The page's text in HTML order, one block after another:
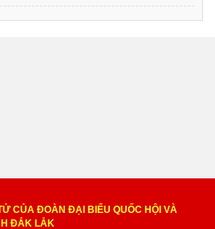
CỦA ĐOÀN ĐẠI BIỂU QUỐC HỘI VÀ
ĐẮK LẮK